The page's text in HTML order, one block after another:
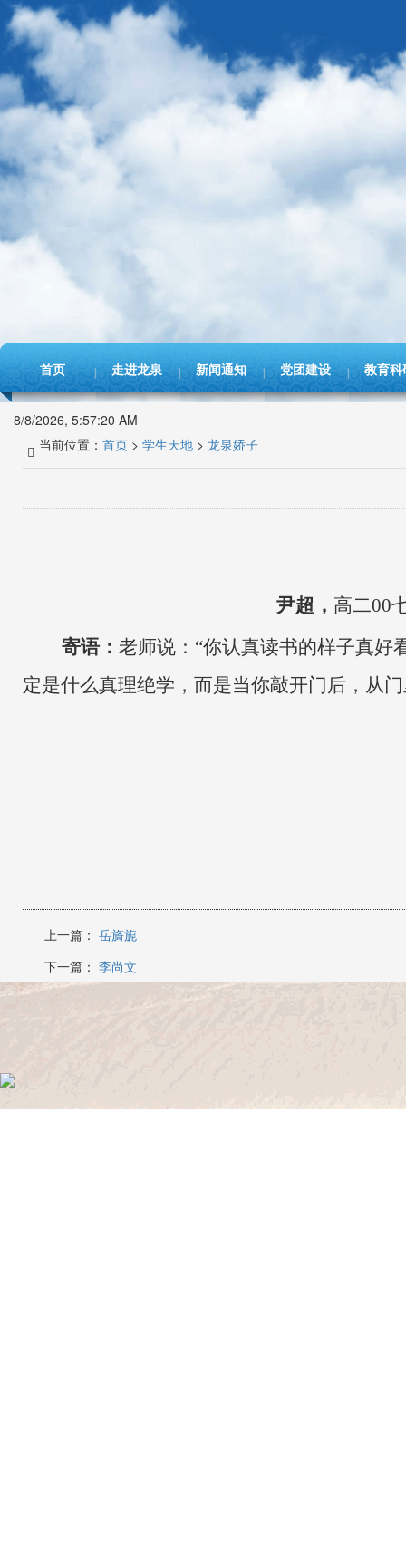
首页 走进龙泉 新闻通知 党团建设 教育科
8/8/2026, 5:57:21 AM
当前位置： 首页 > 学生天地 > 龙泉娇子
尹超 ， 高二00
寄语： 老师说： “你认真读书的样子真好
定是什么真理绝学，而是当你敲开门后，从
上一篇： 岳旖旎
下一篇： 李尚文